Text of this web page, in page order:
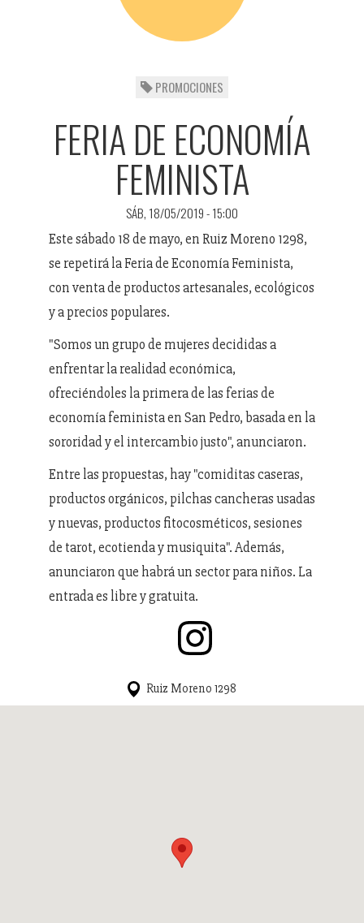
PROMOCIONES
FERIA DE ECONOMÍA
FEMINISTA
SÁB, 18/05/2019 - 15:00
Este sábado 18 de mayo, en Ruiz Moreno 1298,
se repetirá la Feria de Economía Feminista,
con venta de productos artesanales, ecológicos
y a precios populares.
"Somos un grupo de mujeres decididas a
enfrentar la realidad económica,
ofreciéndoles la primera de las ferias de
economía feminista en San Pedro, basada en la
sororidad y el intercambio justo", anunciaron.
Entre las propuestas, hay "comiditas caseras,
productos orgánicos, pilchas cancheras usadas
y nuevas, productos fitocosméticos, sesiones
de tarot, ecotienda y musiquita". Además,
anunciaron que habrá un sector para niños. La
entrada es libre y gratuita.
Ruiz Moreno 1298